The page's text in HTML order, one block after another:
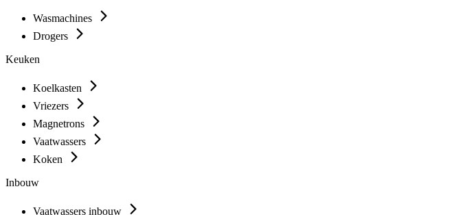
Wasmachines
Drogers
Keuken
Koelkasten
Vriezers
Magnetrons
Vaatwassers
Koken
Inbouw
Vaatwassers inbouw